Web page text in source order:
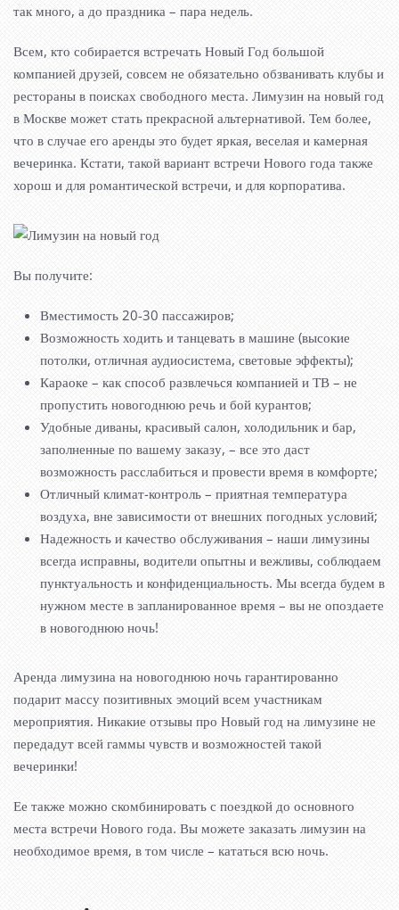
так много, а до праздника – пара недель.
Всем, кто собирается встречать Новый Год большой
компанией друзей, совсем не обязательно обзванивать клубы и
рестораны в поисках свободного места. Лимузин на новый год
в Москве может стать прекрасной альтернативой. Тем более,
что в случае его аренды это будет яркая, веселая и камерная
вечеринка. Кстати, такой вариант встречи Нового года также
хорош и для романтической встречи, и для корпоратива.
Вы получите:
Вместимость 20-30 пассажиров;
Возможность ходить и танцевать в машине (высокие
потолки, отличная аудиосистема, световые эффекты);
Караоке – как способ развлечься компанией и ТВ – не
пропустить новогоднюю речь и бой курантов;
Удобные диваны, красивый салон, холодильник и бар,
заполненные по вашему заказу, – все это даст
возможность расслабиться и провести время в комфорте;
Отличный климат-контроль – приятная температура
воздуха, вне зависимости от внешних погодных условий;
Надежность и качество обслуживания – наши лимузины
всегда исправны, водители опытны и вежливы, соблюдаем
пунктуальность и конфиденциальность. Мы всегда будем в
нужном месте в запланированное время – вы не опоздаете
в новогоднюю ночь!
Аренда лимузина на новогоднюю ночь гарантированно
подарит массу позитивных эмоций всем участникам
мероприятия. Никакие отзывы про Новый год на лимузине не
передадут всей гаммы чувств и возможностей такой
вечеринки!
Ее также можно скомбинировать с поездкой до основного
места встречи Нового года. Вы можете заказать лимузин на
необходимое время, в том числе – кататься всю ночь.